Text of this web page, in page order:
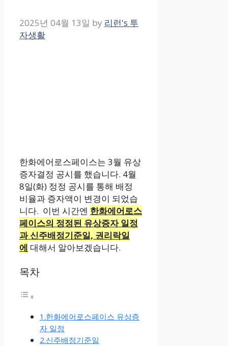
2025년 04월 13일 by 리런's 투
자생활
한화에어로스페이스는 3월 유상
증자결정 공시를 했습니다. 4월
8일(화) 정정 공시를 통해 배정
비율과 증자액이 변경이 되었습
니다. 이번 시간엔 한화에어로스
페이스의 정정된 유상증자 일정
과 신주배정기준일, 권리락일
에 대해서 알아보겠습니다.
목차
1.한화에어로스페이스 유상증
자 일정
2.신주배정기준일